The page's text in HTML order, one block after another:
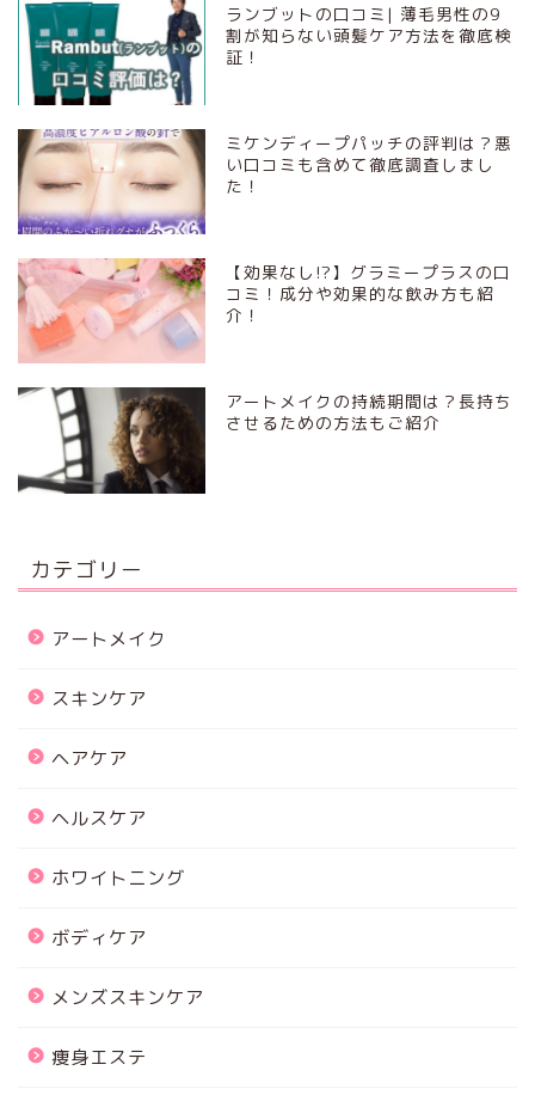
ランブットの口コミ| 薄毛男性の9
割が知らない頭髪ケア方法を徹底検
証！
ミケンディープパッチの評判は？悪
い口コミも含めて徹底調査しまし
た！
【効果なし!?】グラミープラスの口
コミ！成分や効果的な飲み方も紹
介！
アートメイクの持続期間は？長持ち
させるための方法もご紹介
カテゴリー
アートメイク
スキンケア
ヘアケア
ヘルスケア
ホワイトニング
ボディケア
メンズスキンケア
痩身エステ